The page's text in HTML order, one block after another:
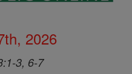
2026
3, 6-7